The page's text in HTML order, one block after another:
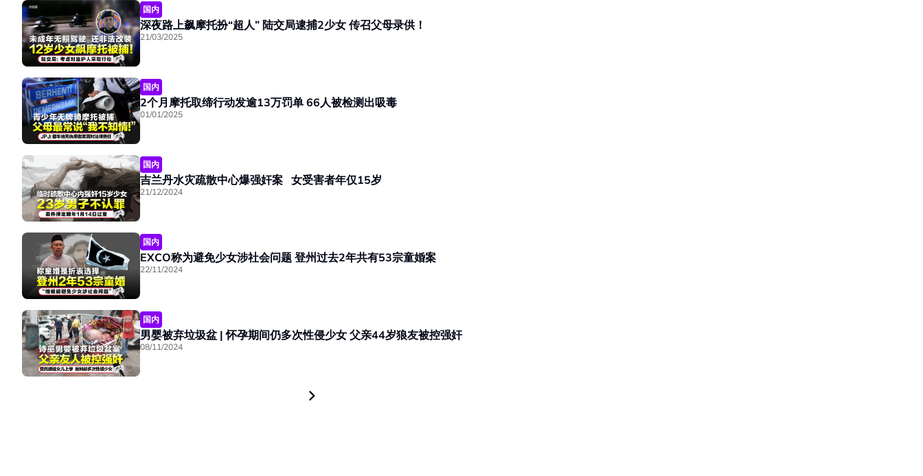
国内
深夜路上飙摩托扮“超人” 陆交局逮捕2少女 传召父母录供！
21/03/2025
国内
2个月摩托取缔行动发逾13万罚单 66人被检测出吸毒
01/01/2025
国内
吉兰丹水灾疏散中心爆强奸案 女受害者年仅15岁
21/12/2024
国内
EXCO称为避免少女涉社会问题 登州过去2年共有53宗童婚案
22/11/2024
国内
男婴被弃垃圾盆 | 怀孕期间仍多次性侵少女 父亲44岁狼友被控强奸
08/11/2024